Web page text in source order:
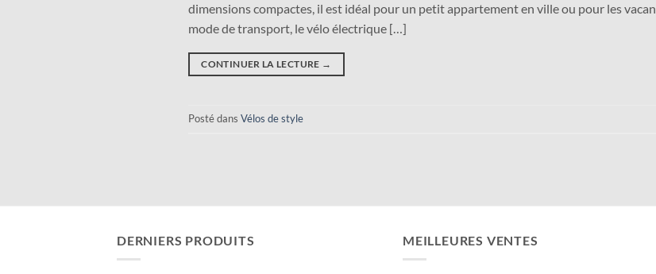
dimensions compactes, il est idéal pour un petit appartement en ville ou pour les
mode de transport, le vélo électrique […]
CONTINUER LA LECTURE →
Posté dans Vélos de style
DERNIERS PRODUITS MEILLEURES VENTES